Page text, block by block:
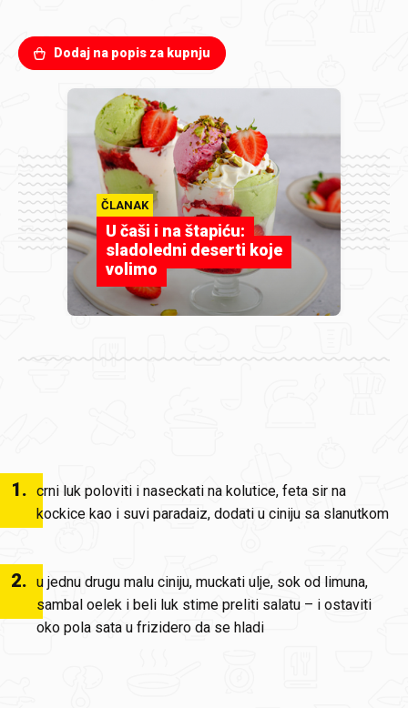
Dodaj na popis za kupnju
ČLANAK
U čaši i na štapiću:
sladoledni deserti koje
volimo
1. crni luk poloviti i naseckati na kolutice, feta sir na
kockice kao i suvi paradaiz, dodati u ciniju sa slanutkom
2. u jednu drugu malu ciniju, muckati ulje, sok od limuna,
sambal oelek i beli luk stime preliti salatu – i ostaviti
oko pola sata u frizidero da se hladi